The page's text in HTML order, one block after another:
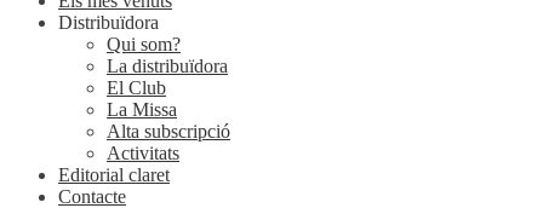
Distribuïdora
Qui som?
La distribuïdora
El Club
La Missa
Alta subscripció
Activitats
Editorial claret
Contacte